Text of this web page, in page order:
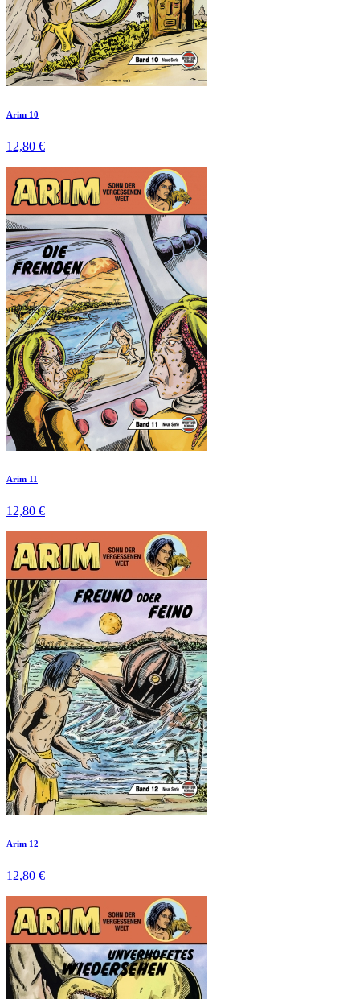
Arim 10
12,80 €
Arim 11
12,80 €
Arim 12
12,80 €